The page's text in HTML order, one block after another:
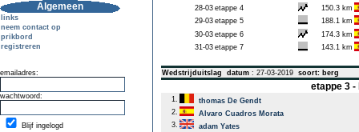
Algemeen
links
neem contact op
prikbord
registreren
emailadres:
wachtwoord:
Blijf ingelogd
28-03 etappe 4
150.3 km
29-03 etappe 5
188.1 km
30-03 etappe 6
174.3 km
31-03 etappe 7 143.1 km
Wedstrijduitslag datum : 27-03-2019 soort: berg
etappe 3
1.
thomas De Gendt
2.
Alvaro Cuadros Morata
3.
adam Yates